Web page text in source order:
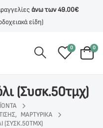
άνω των 49.00€
είδη)
0 0
(Συσκ.50τμχ)
, ΜΑΡΤΥΡΙΚΆ
(ΣΥΣΚ.50ΤΜΧ)